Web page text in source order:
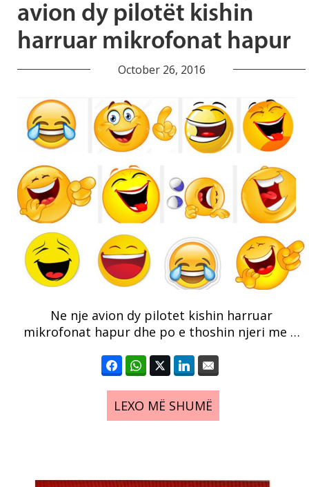
avion dy pilotët kishin
harruar mikrofonat hapur
October 26, 2016
Ne nje avion dy pilotet kishin harruar
mikrofonat hapur dhe po e thoshin njeri me …
LEXO MË SHUMË